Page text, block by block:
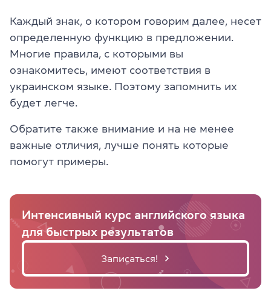
Каждый знак, о котором говорим далее, несет
определенную функцию в предложении.
Многие правила, с которыми вы
ознакомитесь, имеют соответствия в
украинском языке. Поэтому запомнить их
будет легче.
Обратите также внимание и на не менее
важные отличия, лучше понять которые
помогут примеры.
Интенсивный курс английского языка
для быстрых результатов
Записаться!